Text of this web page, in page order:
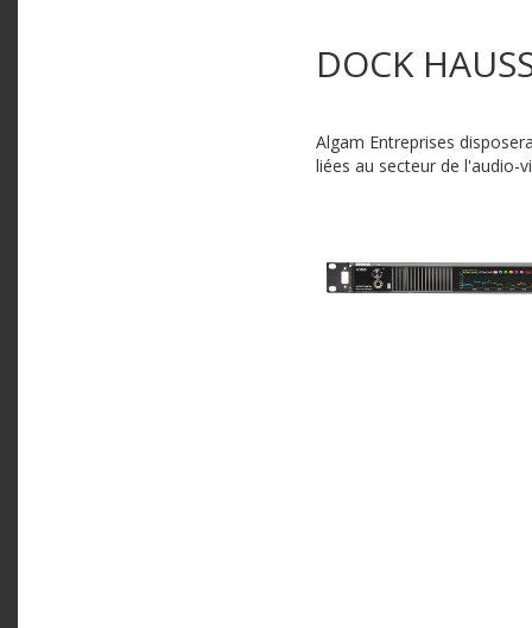
DOCK
Algam Entreprises
liées au secteur de l'audio-